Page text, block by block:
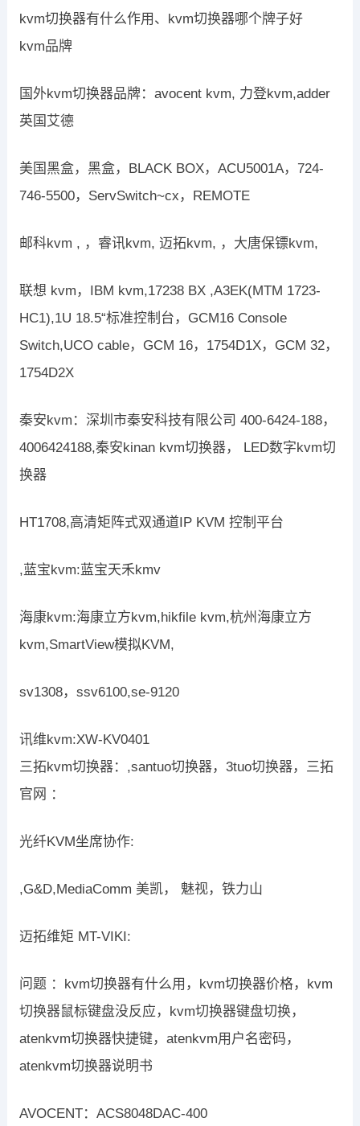
kvm切换器有什么作用、kvm切换器哪个牌子好
kvm品牌
国外kvm切换器品牌：avocent kvm, 力登kvm,adder
英国艾德
美国黑盒，黑盒，BLACK BOX，ACU5001A，724-
746-5500，ServSwitch~cx，REMOTE
邮科kvm , ，睿讯kvm, 迈拓kvm, ，大唐保镖kvm,
联想 kvm，IBM kvm,17238 BX ,A3EK(MTM 1723-
HC1),1U 18.5“标准控制台，GCM16 Console
Switch,UCO cable，GCM 16，1754D1X，GCM 32，
1754D2X
秦安kvm：深圳市秦安科技有限公司 400-6424-188，
4006424188,秦安kinan kvm切换器， LED数字kvm切
换器
HT1708,高清矩阵式双通道IP KVM 控制平台
,蓝宝kvm:蓝宝天禾kmv
海康kvm:海康立方kvm,hikfile kvm,杭州海康立方
kvm,SmartView模拟KVM,
sv1308，ssv6100,se-9120
讯维kvm:XW-KV0401
三拓kvm切换器：,santuo切换器，3tuo切换器，三拓
官网 ：
光纤KVM坐席协作:
,G&D,MediaComm 美凯， 魅视，铁力山
迈拓维矩 MT-VIKI:
问题 ：kvm切换器有什么用，kvm切换器价格，kvm
切换器鼠标键盘没反应，kvm切换器键盘切换，
atenkvm切换器快捷键，atenkvm用户名密码，
atenkvm切换器说明书
AVOCENT：ACS8048DAC-400